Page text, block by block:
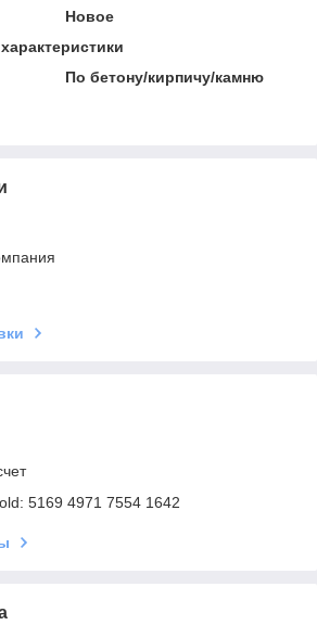
Новое
По бетону/кирпичу/камню
5169 4971 7554 1642